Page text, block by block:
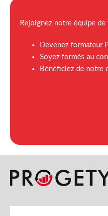
Rejoignez notre équipe de
Devenez formateur
Soyez formés au
Bénéficiez de notre